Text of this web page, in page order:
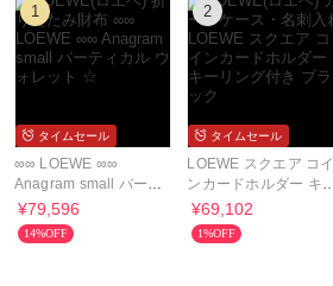
1
タイムセール
∞∞ LOEWE ∞∞
Anagram small バーテ
ィカル ウォレット ☆
¥79,596
14%OFF
2
タイムセール
LOEWE スクエア コイ
ンカードホルダー キー
リング付き ブラック
¥69,102
1%OFF